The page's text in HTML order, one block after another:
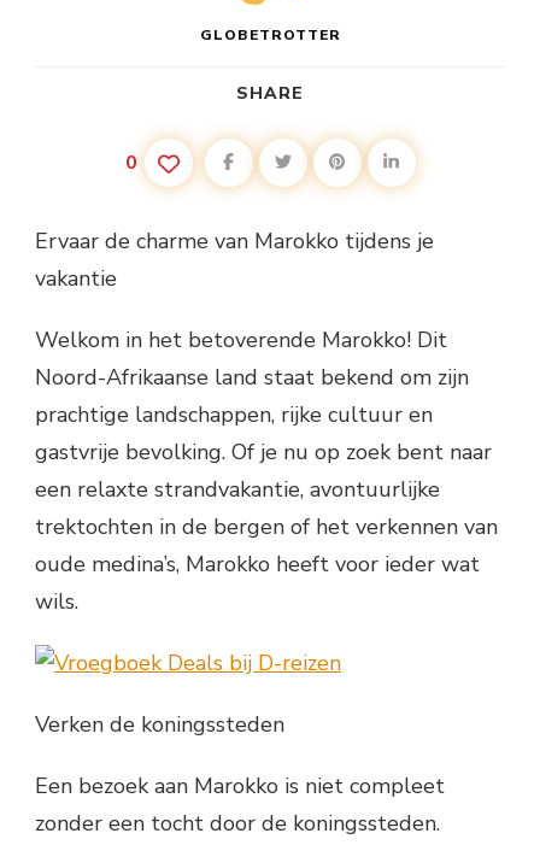
GLOBETROTTER
SHARE
0
Ervaar de charme van Marokko tijdens je
vakantie
Welkom in het betoverende Marokko! Dit
Noord-Afrikaanse land staat bekend om zijn
prachtige landschappen, rijke cultuur en
gastvrije bevolking. Of je nu op zoek bent naar
een relaxte strandvakantie, avontuurlijke
trektochten in de bergen of het verkennen van
oude medina’s, Marokko heeft voor ieder wat
wils.
Verken de koningssteden
Een bezoek aan Marokko is niet compleet
zonder een tocht door de koningssteden.